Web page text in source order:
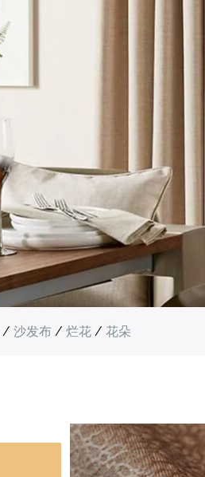
/ 沙发布 / 烂花 / 花朵